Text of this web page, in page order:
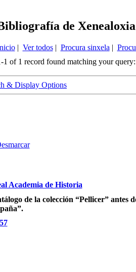
de
| Ver todos| Procura sinxela |
1 of 1 record found matching your query:
& Display Options
Academia de Historia
de la colección “Pellicer” antes